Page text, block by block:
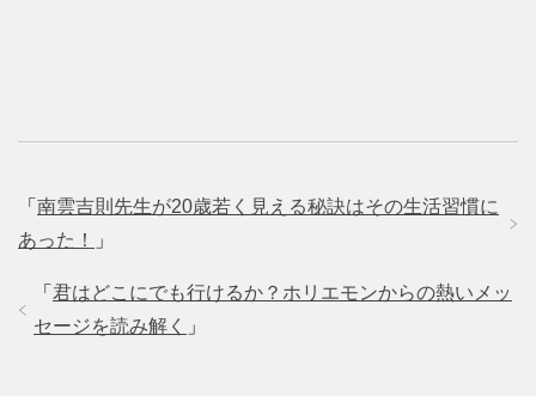
「 南雲吉則先生が20歳若く見える秘訣はその生活習慣に
あった！
」
「 君はどこにでも行けるか？ホリエモンからの熱いメッ
セージを読み解く
」